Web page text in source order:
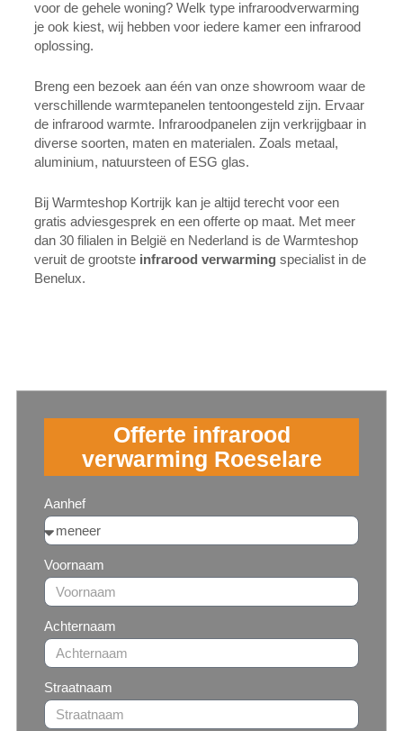
voor de gehele woning? Welk type infraroodverwarming
je ook kiest, wij hebben voor iedere kamer een infrarood
oplossing.
Breng een bezoek aan één van onze showroom waar de
verschillende warmtepanelen tentoongesteld zijn. Ervaar
de infrarood warmte. Infraroodpanelen zijn verkrijgbaar in
diverse soorten, maten en materialen. Zoals metaal,
aluminium, natuursteen of ESG glas.
Bij Warmteshop Kortrijk kan je altijd terecht voor een
gratis adviesgesprek en een offerte op maat. Met meer
dan 30 filialen in België en Nederland is de Warmteshop
veruit de grootste infrarood verwarming specialist in de
Benelux.
Offerte infrarood
verwarming Roeselare
Aanhef
Voornaam
Achternaam
Straatnaam